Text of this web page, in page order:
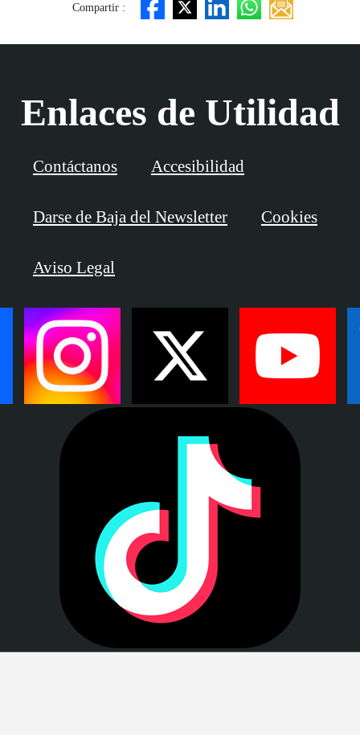
Compartir :
Enlaces de Utilidad
Contáctanos Accesibilidad
Darse de Baja del Newsletter Cookies
Aviso Legal